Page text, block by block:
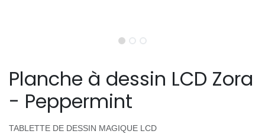
Planche à dessin LCD Zora
- Peppermint
TABLETTE DE DESSIN MAGIQUE LCD